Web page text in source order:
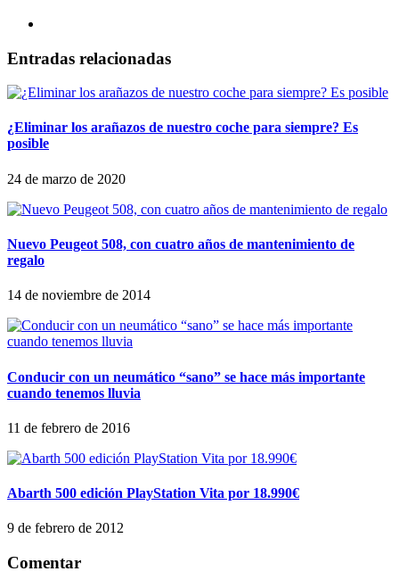
Entradas relacionadas
¿Eliminar los arañazos de nuestro coche para siempre? Es
posible
24 de marzo de 2020
Nuevo Peugeot 508, con cuatro años de mantenimiento de
regalo
14 de noviembre de 2014
Conducir con un neumático “sano” se hace más importante
cuando tenemos lluvia
11 de febrero de 2016
Abarth 500 edición PlayStation Vita por 18.990€
9 de febrero de 2012
Comentar